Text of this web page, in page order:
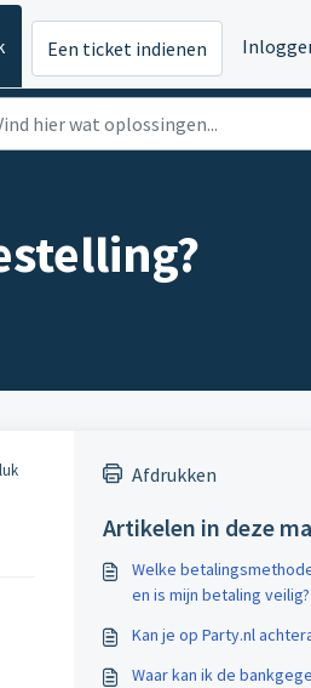
Een ticket indienen
Afdrukken
Artikelen in deze
Welke
en is mijn betaling veilig?
Kan je op Party.nl
Waar kan ik de